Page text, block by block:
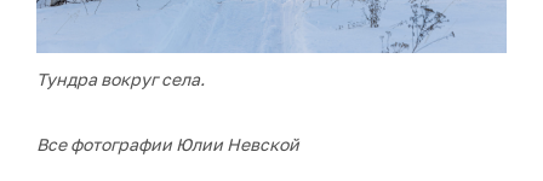
Тундра вокруг села.
Все фотографии Юлии Невской